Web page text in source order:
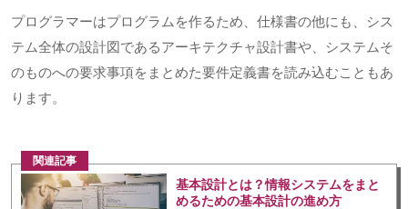
プログラマーはプログラムを作るため、仕様書の他にも、シス
テム全体の設計図であるアーキテクチャ設計書や、システムそ
のものへの要求事項をまとめた要件定義書を読み込むこともあ
ります。
関連記事
基本設計とは？情報システムをまと
めるための基本設計の進め方